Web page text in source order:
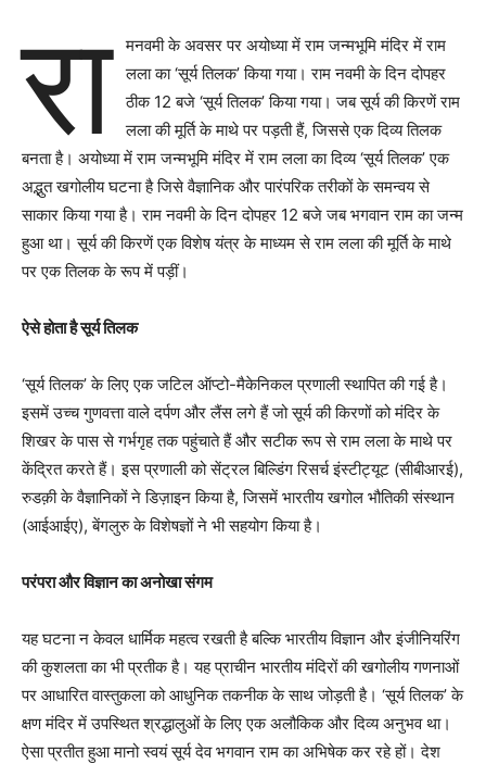
रा
मनवमी के अवसर पर अयोध्या में राम जन्मभूमि मंदिर में राम
लला का ‘सूर्य तिलक’ किया गया। राम नवमी के दिन दोपहर
ठीक 12 बजे ‘सूर्य तिलक’ किया गया। जब सूर्य की किरणें राम
लला की मूर्ति के माथे पर पड़ती हैं, जिससे एक दिव्य तिलक
बनता है। अयोध्या में राम जन्मभूमि मंदिर में राम लला का दिव्य ‘सूर्य तिलक’ एक
अद्भुत खगोलीय घटना है जिसे वैज्ञानिक और पारंपरिक तरीकों के समन्वय से
साकार किया गया है। राम नवमी के दिन दोपहर 12 बजे जब भगवान राम का जन्म
हुआ था। सूर्य की किरणें एक विशेष यंत्र के माध्यम से राम लला की मूर्ति के माथे
पर एक तिलक के रूप में पड़ीं।
ऐसे होता है सूर्य तिलक
‘सूर्य तिलक’ के लिए एक जटिल ऑप्टो-मैकेनिकल प्रणाली स्थापित की गई है।
इसमें उच्च गुणवत्ता वाले दर्पण और लैंस लगे हैं जो सूर्य की किरणों को मंदिर के
शिखर के पास से गर्भगृह तक पहुंचाते हैं और सटीक रूप से राम लला के माथे पर
केंद्रित करते हैं। इस प्रणाली को सेंट्रल बिल्डिंग रिसर्च इंस्टीट्यूट (सीबीआरई),
रुडक़ी के वैज्ञानिकों ने डिज़ाइन किया है, जिसमें भारतीय खगोल भौतिकी संस्थान
(आईआईए), बेंगलुरु के विशेषज्ञों ने भी सहयोग किया है।
परंपरा और विज्ञान का अनोखा संगम
यह घटना न केवल धार्मिक महत्व रखती है बल्कि भारतीय विज्ञान और इंजीनियरिंग
की कुशलता का भी प्रतीक है। यह प्राचीन भारतीय मंदिरों की खगोलीय गणनाओं
पर आधारित वास्तुकला को आधुनिक तकनीक के साथ जोड़ती है। ‘सूर्य तिलक’ के
क्षण मंदिर में उपस्थित श्रद्धालुओं के लिए एक अलौकिक और दिव्य अनुभव था।
ऐसा प्रतीत हुआ मानो स्वयं सूर्य देव भगवान राम का अभिषेक कर रहे हों। देश